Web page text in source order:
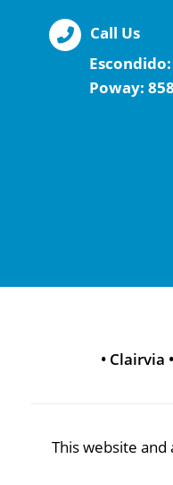
Call Us
Escondido:
Poway:
• Clairvia •
This website